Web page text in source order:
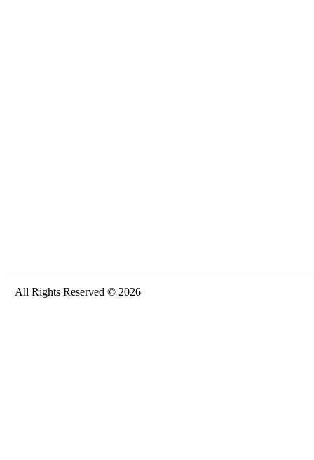
All Rights Reserved © 2026